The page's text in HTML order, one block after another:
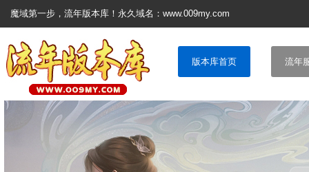
魔域第一步，流年版本库！永久域名：www.009my.com
版本库首页 流年